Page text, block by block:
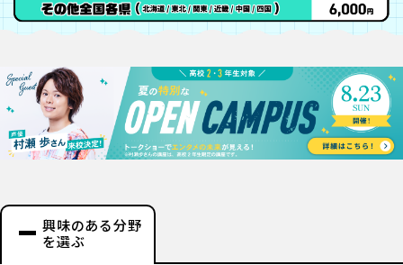
興味のある分野
を選ぶ